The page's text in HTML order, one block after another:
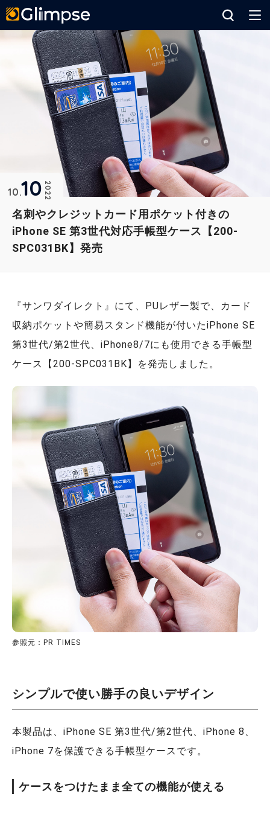
名刺やクレジットカード用ポケット付きの
iPhone SE 第3世代対応手帳型ケース【200-
SPC031BK】発売
2022
10 10
『サンワダイレクト』にて、PUレザー製で、カード
収納ポケットや簡易スタンド機能が付いたiPhone SE
第3世代/第2世代、iPhone8/7にも使用できる手帳型
ケース【200-SPC031BK】を発売しました。
参照元：PR TIMES
シンプルで使い勝手の良いデザイン
本製品は、iPhone SE 第3世代/第2世代、iPhone 8、
iPhone 7を保護できる手帳型ケースです。
ケースをつけたまま全ての機能が使える